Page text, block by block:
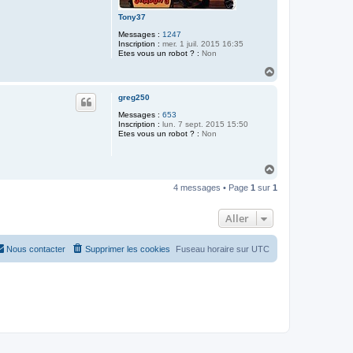
Tony37
Messages : 1247
Inscription : mer. 1 juil. 2015 16:35
Etes vous un robot ? : Non
greg250
Messages : 653
Inscription : lun. 7 sept. 2015 15:50
Etes vous un robot ? : Non
u
4 messages • Page 1 sur 1
Aller
Fuseau horaire sur UTC
Supprimer les cookies
Nous contacter